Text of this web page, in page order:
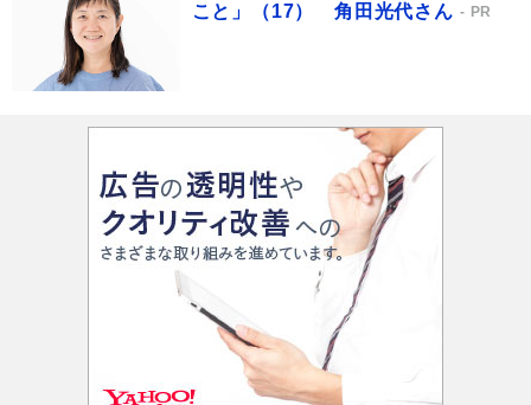
こと」（17） 角田光代さん
PR